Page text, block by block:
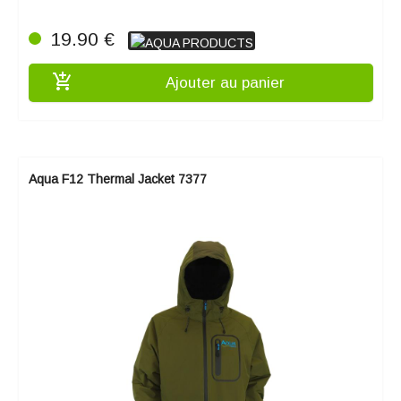
19.90 €
add_shopping_cart Ajouter au panier
Aqua F12 Thermal Jacket 7377